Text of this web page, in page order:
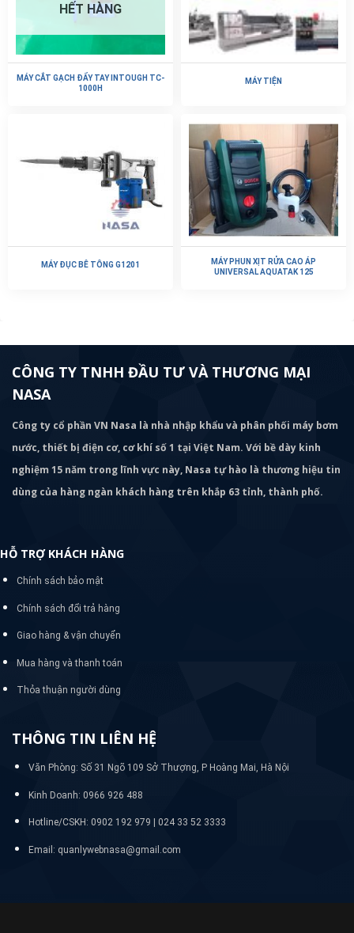
HẾT HÀNG
MÁY CẮT GẠCH ĐẨY TAY INTOUGH TC-
1000H
MÁY TIỆN
MÁY ĐỤC BÊ TÔNG G1201
MÁY PHUN XỊT RỬA CAO ÁP
UNIVERSAL AQUATAK 125
CÔNG TY TNHH ĐẦU TƯ VÀ THƯƠNG MẠI
NASA
Công ty cổ phần VN Nasa là nhà nhập khẩu và phân phối máy bơm
nước, thiết bị điện cơ, cơ khí số 1 tại Việt Nam. Với bề dày kinh
nghiệm 15 năm trong lĩnh vực này, Nasa tự hào là thương hiệu tin
dùng của hàng ngàn khách hàng trên khắp 63 tỉnh, thành phố.
HỖ TRỢ KHÁCH HÀNG
Chính sách bảo mật
Chính sách đổi trả hàng
Giao hàng & vận chuyển
Mua hàng và thanh toán
Thỏa thuận người dùng
THÔNG TIN LIÊN HỆ
Văn Phòng: Số 31 Ngõ 109 Sở Thượng, P Hoàng Mai, Hà Nội
Kinh Doanh: 0966 926 488
Hotline/CSKH: 0902 192 979 | 024 33 52 3333
Email: quanlywebnasa@gmail.com